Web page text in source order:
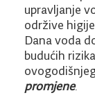
upravljanje
održive
Dana voda
budućih
promjene.